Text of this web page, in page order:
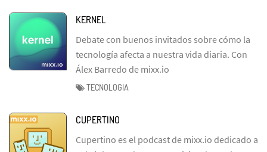
KERNEL
Debate con buenos invitados sobre cómo la
tecnología afecta a nuestra vida diaria. Con
Álex Barredo de mixx.io
TECNOLOGIA
CUPERTINO
Cupertino es el podcast de mixx.io dedicado a